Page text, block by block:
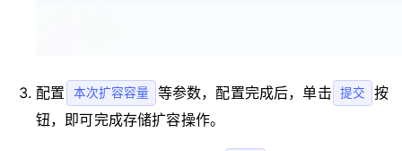
配置 本次扩容容量 等参数，配置完成后，单击 提交
按
钮，即可完成存储扩容操作。